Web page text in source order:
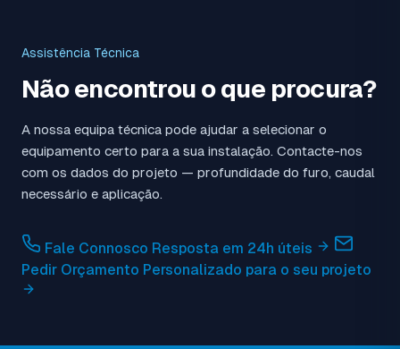
Assistência Técnica
Não encontrou o que procura?
A nossa equipa técnica pode ajudar a selecionar o
equipamento certo para a sua instalação. Contacte-nos
com os dados do projeto — profundidade do furo, caudal
necessário e aplicação.
Fale Connosco Resposta em 24h úteis
Pedir Orçamento Personalizado para o seu projeto